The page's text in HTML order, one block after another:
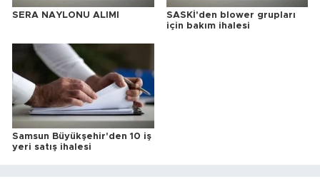
SERA NAYLONU ALIMI
SASKİ'den blower grupları
için bakım ihalesi
Samsun Büyükşehir'den 10 iş
yeri satış ihalesi